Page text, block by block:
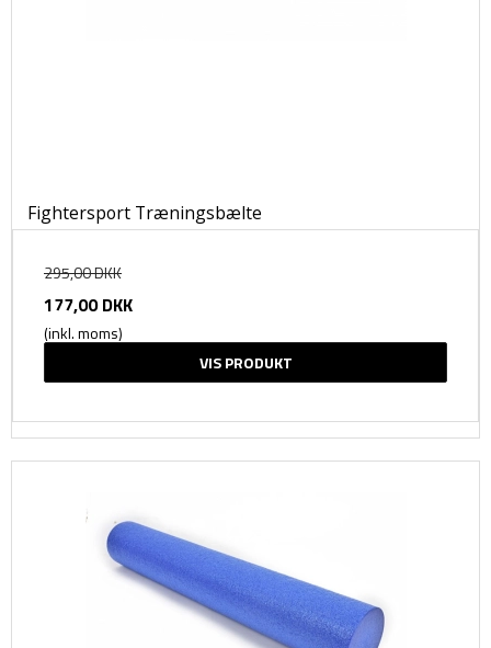
Fightersport Træningsbælte
295,00 DKK
177,00 DKK
(inkl. moms)
VIS PRODUKT